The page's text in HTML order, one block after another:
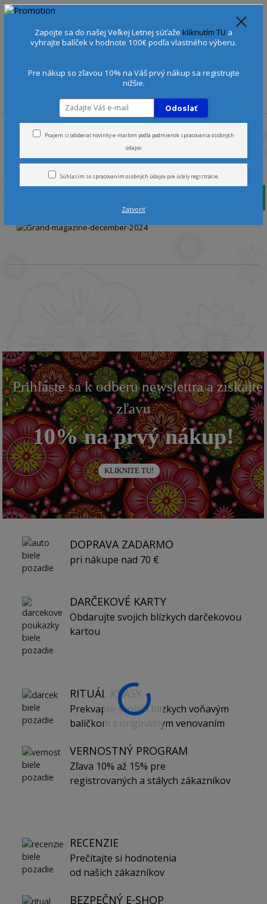
EUR
+421 905 378 103 (Po-Ne, 9-21 hod.)
Úvod GRAND MAGAZINE, 10.12.2024
GRAND MAGAZINE, 10.12.2024
Prihláste sa k odberu newslettra a získajte
zľavu
10% na prvý nákup!
KLIKNITE TU!
DOPRAVA ZADARMO
pri nákupe nad 70 €
DARČEKOVÉ KARTY
Obdarujte svojich blízkych darčekovou
kartou
RITUÁL KRÁSY
Prekvapte svojich blízkych voňavým
balíčkom s originálnym venovaním
VERNOSTNÝ PROGRAM
Zľava 10% až 15% pre
registrovaných a stálych zákazníkov
RECENZIE
Prečítajte si hodnotenia
od našich zákazníkov
BEZPEČNÝ E-SHOP
Zapojte sa do našej Veľkej Letnej súťaže kliknutím TU a
vyhrajte balíček v hodnote 100€ podľa vlastného výberu.
Pre nákup so zľavou 10% na Váš prvý nákup sa registrujte
nižšie.
Odoslať
Prajem si odoberať novinky e-mailom podľa podmienok spracovania osobných
údajov.
Súhlasím so spracovaním osobných údajovpre účely registrácie.
Zatvoriť